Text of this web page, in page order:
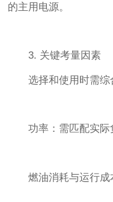
的主用电源。
3. 关键考量因素
选择和使用时需综
功率：需匹配实际
燃油消耗与运行成